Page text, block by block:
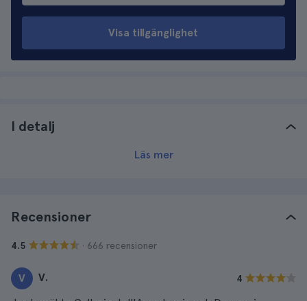
Visa tillgänglighet
I detalj
Läs mer
Recensioner
4.5 · 666 recensioner
V V. 4